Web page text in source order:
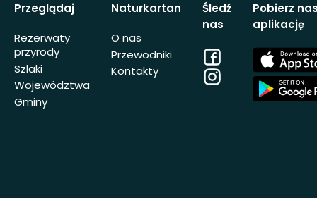
Przeglądaj
Rezerwaty
przyrody
Szlaki
Województwa
Gminy
Naturkartan
O nas
Przewodniki
Kontakty
Śledź
nas
Facebook
Instagram
Pobierz
aplikację
App
Store
App
Store